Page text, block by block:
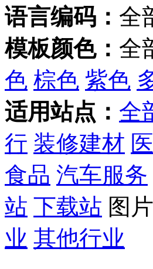
语言编码： 全
模板颜色： 全
色 棕色 紫色
适用站点： 全
行 装修建材
食品 汽车服务
站 下载站 图
业 其他行业